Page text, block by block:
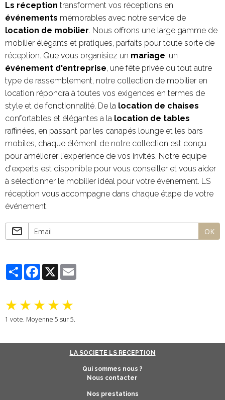
Ls réception transforment vos réceptions en
événements mémorables avec notre service de
location de mobilier. Nous offrons une large gamme de
mobilier élégants et pratiques, parfaits pour toute sorte de
réception. Que vous organisiez un mariage, un
événement d'entreprise, une fête privée ou tout autre
type de rassemblement, notre collection de mobilier en
location répondra à toutes vos exigences en termes de
style et de fonctionnalité. De la location de chaises
confortables et élégantes a la location de tables
raffinées, en passant par les canapés lounge et les bars
mobiles, chaque élément de notre collection est conçu
pour améliorer l'expérience de vos invités. Notre équipe
d'experts est disponible pour vous conseiller et vous aider
à sélectionner le mobilier idéal pour votre événement. LS
réception vous accompagne dans chaque étape de votre
événement.
OK
PartagerFacebook
X
★★★★★
1 vote. Moyenne 5 sur 5.
LA SOCIETE LS RECEPTION
Qui sommes nous ?
Nous contacter
Nos prestations